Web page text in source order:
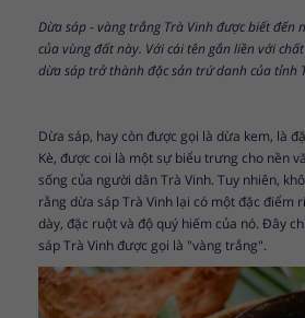
Dừa sáp - vàng trắng Trà Vinh được biết đến
của vùng đất này. Với cái tên gắn liền với
dừa sáp trở thành đặc sản trứ danh của tỉnh
Dừa sáp, hay còn được gọi là dừa kem, là
Kè, được coi là một sự biểu trưng cho nền
sống của người dân Trà Vinh. Tuy nhiên,
rằng dừa sáp Trà Vinh lại có một đặc điểm
dày, đặc ruột và độ quý hiếm của nó. Đây
sáp Trà Vinh được gọi là "vàng trắng".